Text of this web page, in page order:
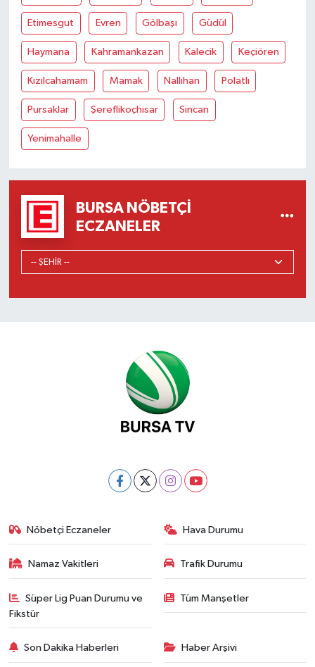
Etimesgut Evren Gölbaşı Güdül
Haymana Kahramankazan Kalecik Keçiören
Kızılcahamam Mamak Nallıhan Polatlı
Pursaklar Şereflikoçhisar Sincan
Yenimahalle
BURSA NÖBETÇI
ECZANELER
Nöbetçi Eczaneler Hava Durumu
Namaz Vakitleri Trafik Durumu
Süper Lig Puan Durumu ve
Fikstür
Tüm Manşetler
Son Dakika Haberleri Haber Arşivi